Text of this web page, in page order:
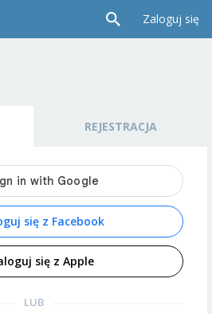
Zaloguj się
REJESTRACJA
się z Facebook
się z Apple
LUB